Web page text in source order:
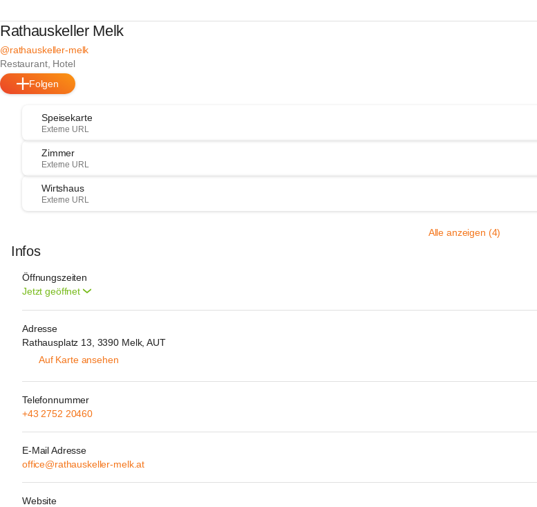
Rathauskeller Melk
@rathauskeller-melk
Restaurant, Hotel
Folgen
Speisekarte
Externe URL
Zimmer
Externe URL
Wirtshaus
Externe URL
Alle anzeigen (4)
Infos
Öffnungszeiten
Jetzt geöffnet
Adresse
Rathausplatz 13, 3390 Melk, AUT
Auf Karte ansehen
Telefonnummer
+43 2752 20460
E-Mail Adresse
office@rathauskeller-melk.at
Website